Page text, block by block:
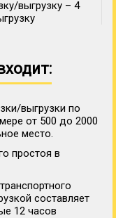
выгрузку – 4
выгрузки по
от 500 до 2000
место.
простоя в
составляет
12 часов